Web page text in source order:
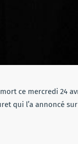
ce mercredi 24
qui l’a annoncé